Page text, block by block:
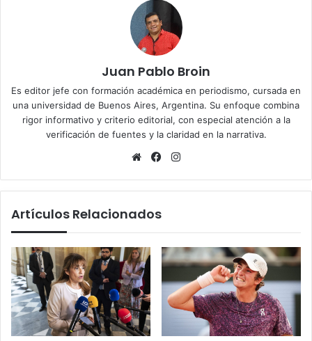
Juan Pablo Broin
Es editor jefe con formación académica en periodismo, cursada en
una universidad de Buenos Aires, Argentina. Su enfoque combina
rigor informativo y criterio editorial, con especial atención a la
verificación de fuentes y la claridad en la narrativa.
Sitio
Facebook
Artículos Relacionados